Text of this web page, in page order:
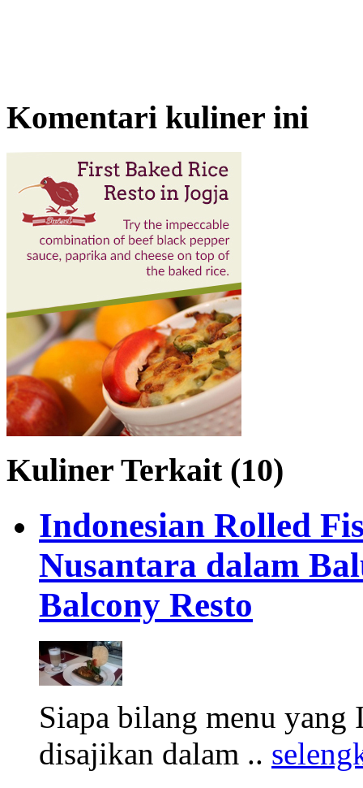
Komentari kuliner ini
Kuliner Terkait (10)
Indonesian Rolled
Nusantara dalam
Balcony Resto
Siapa bilang menu yang
disajikan dalam ..